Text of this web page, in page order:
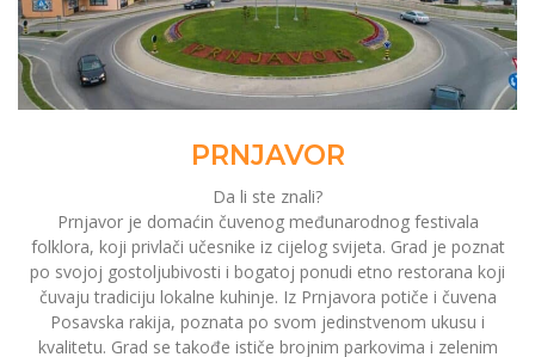
PRNJAVOR
Da li ste znali?
Prnjavor je domaćin čuvenog međunarodnog festivala
folklora, koji privlači učesnike iz cijelog svijeta. Grad je poznat
po svojoj gostoljubivosti i bogatoj ponudi etno restorana koji
čuvaju tradiciju lokalne kuhinje. Iz Prnjavora potiče i čuvena
Posavska rakija, poznata po svom jedinstvenom ukusu i
kvalitetu. Grad se takođe ističe brojnim parkovima i zelenim